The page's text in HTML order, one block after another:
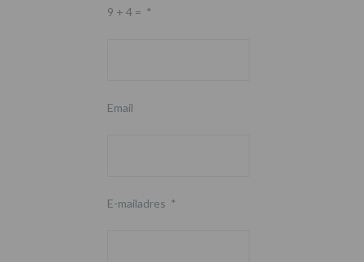
9 + 4 = *
Email
E-mailadres *